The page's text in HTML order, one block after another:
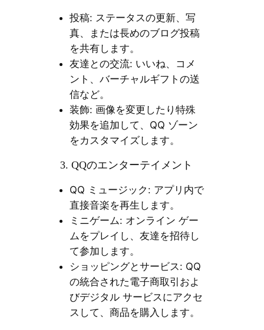
投稿: ステータスの更新、写
真、または長めのブログ投稿
を共有します。
友達との交流: いいね、コメ
ント、バーチャルギフトの送
信など。
装飾: 画像を変更したり特殊
効果を追加して、QQ ゾーン
をカスタマイズします。
3. QQのエンターテイメント
QQ ミュージック: アプリ内で
直接音楽を再生します。
ミニゲーム: オンライン ゲー
ムをプレイし、友達を招待し
て参加します。
ショッピングとサービス: QQ
の統合された電子商取引およ
びデジタル サービスにアクセ
スして、商品を購入します。